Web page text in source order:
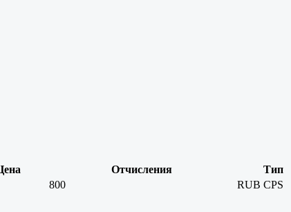
Отчисления
Тип
800 RUB CPS